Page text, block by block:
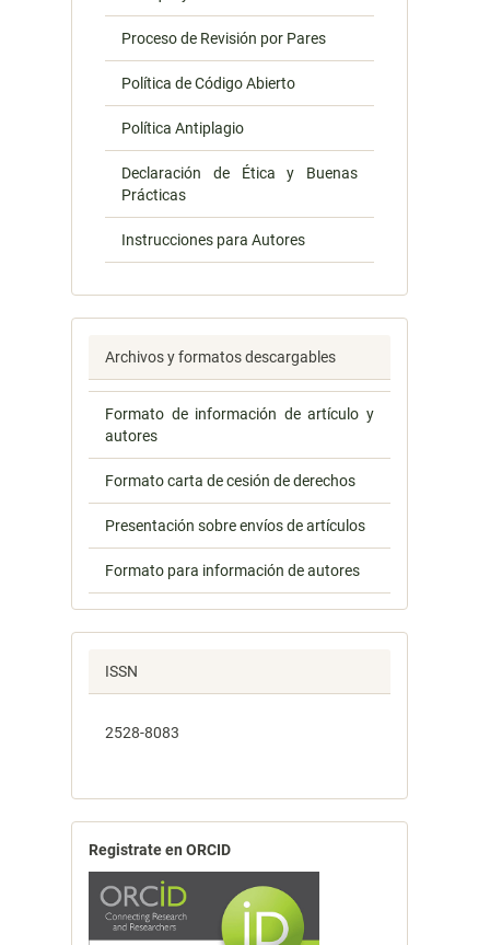
Proceso de Revisión por Pares
Política de Código Abierto
Política Antiplagio
Declaración de Ética y Buenas
Prácticas
Instrucciones para Autores
Archivos y formatos descargables
Formato de información de artículo y
autores
Formato carta de cesión de derechos
Presentación sobre envíos de artículos
Formato para información de autores
ISSN
2528-8083
Registrate en ORCID